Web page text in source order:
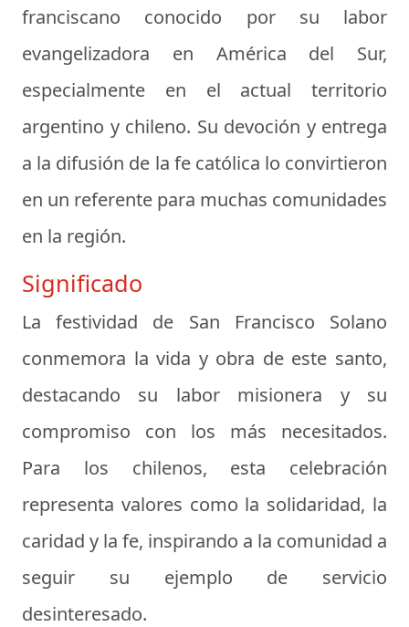
franciscano conocido por su labor
evangelizadora en América del Sur,
especialmente en el actual territorio
argentino y chileno. Su devoción y entrega
a la difusión de la fe católica lo convirtieron
en un referente para muchas comunidades
en la región.
Significado
La festividad de San Francisco Solano
conmemora la vida y obra de este santo,
destacando su labor misionera y su
compromiso con los más necesitados.
Para los chilenos, esta celebración
representa valores como la solidaridad, la
caridad y la fe, inspirando a la comunidad a
seguir su ejemplo de servicio
desinteresado.